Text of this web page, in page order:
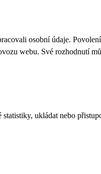
osobní údaje.
webu. Své rozhodnutí
ukládat nebo